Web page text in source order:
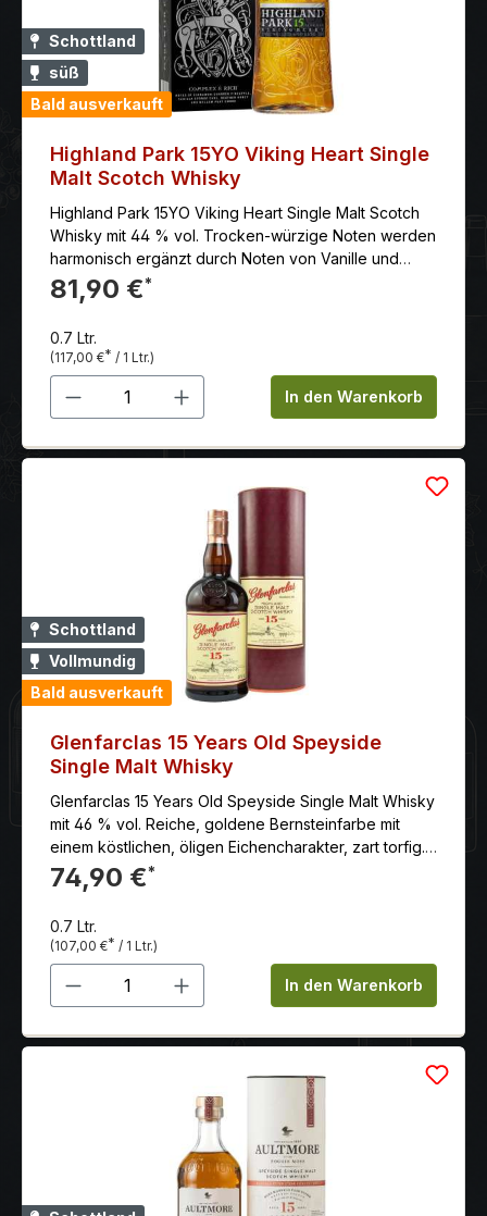
Schottland
süß
Bald ausverkauft
Highland Park 15YO Viking Heart Single
Malt Scotch Whisky
Highland Park 15YO Viking Heart Single Malt Scotch
Whisky mit 44 % vol. Trocken-würzige Noten werden
harmonisch ergänzt durch Noten von Vanille und
Crème brûlée aus First-Fill-Sherry-Eichenfässern aus
amerikanischer Eiche. Begleitet wird der Single Malt
Heidetorf.
81,90 €*
0.7 Ltr.
(117,00 €* / 1 Ltr.)
Produkt Anzahl: Gib denIn den Warenkorb
Schottland
Vollmundig
Bald ausverkauft
Glenfarclas 15 Years Old Speyside
Single Malt Whisky
Glenfarclas 15 Years Old Speyside Single Malt Whisky
mit 46 % vol. Reiche, goldene Bernsteinfarbe mit
einem köstlichen, öligen Eichencharakter, zart torfig.
Der Abklang ist mit sherry-süßen Aromen, zart und
rauchig.
74,90 €*
0.7 Ltr.
(107,00 €* / 1 Ltr.)
Produkt Anzahl: Gib denIn den Warenkorb